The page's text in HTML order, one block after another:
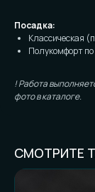
Посадка:
Классическая
Полукомфорт
! Работа
фото в каталоге.
СМОТРИТЕ